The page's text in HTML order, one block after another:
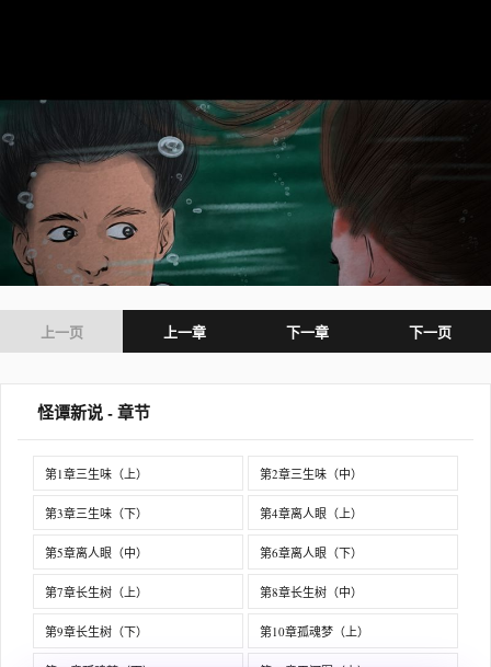
上一页 上一章 下一章 下一页
怪谭新说 - 章节
第1章三生味（上） 第2章三生味（中）
第3章三生味（下） 第4章离人眼（上）
第5章离人眼（中） 第6章离人眼（下）
第7章长生树（上） 第8章长生树（中）
第9章长生树（下） 第10章孤魂梦（上）